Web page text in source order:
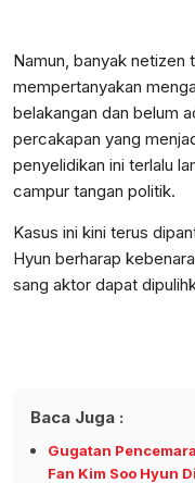
Namun, banyak
mempertanyakan
belakangan dan belum
percakapan yang
penyelidikan ini terlalu
campur tangan politik.
Kasus ini kini terus
Hyun berharap
sang aktor dapat
Baca Juga :
Gugatan
Fan Kim Soo Hyun